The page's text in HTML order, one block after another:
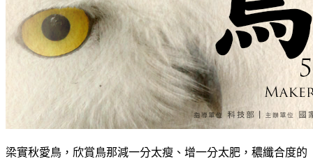
梁實秋愛鳥，欣賞鳥那減一分太瘦、增一分太肥，穠纖合度的